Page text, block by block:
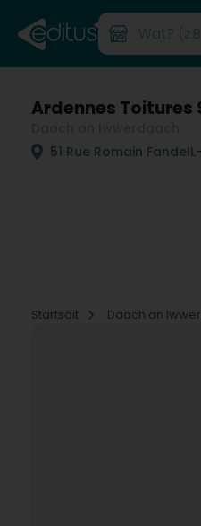
Ardennes Toitures
51 Rue Romain Fandel
Startsäit
Daach an